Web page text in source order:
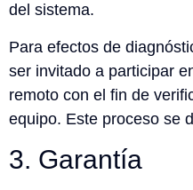
del sistema.
Para efectos de
ser invitado a participar
remoto con el fin de
equipo. Este proceso se
3. Garantía